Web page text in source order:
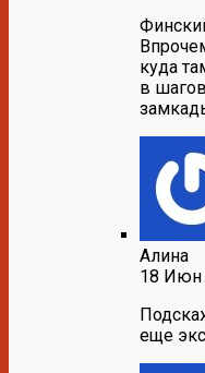
куда
в
Алина
18 Июн
еще